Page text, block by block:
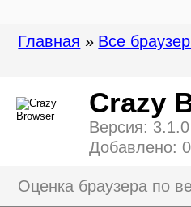
Оценка браузера по
Crazy
Версия: 3.1.0
Добавлено:
Главная » Все